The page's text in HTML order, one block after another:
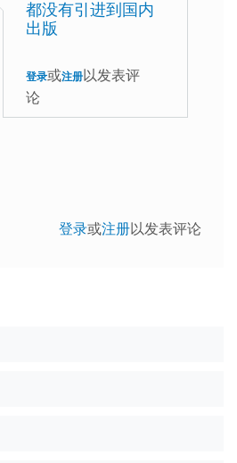
都没有引进到国内
出版
登录或注册以发表评
论
登录或注册以发表评论